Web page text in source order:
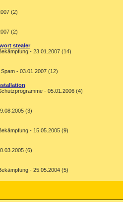
(2)
(2)
stealer
- 23.01.2007 (14)
- 03.01.2007 (12)
- 05.01.2006 (4)
(3)
- 15.05.2005 (9)
(6)
- 25.05.2004 (5)